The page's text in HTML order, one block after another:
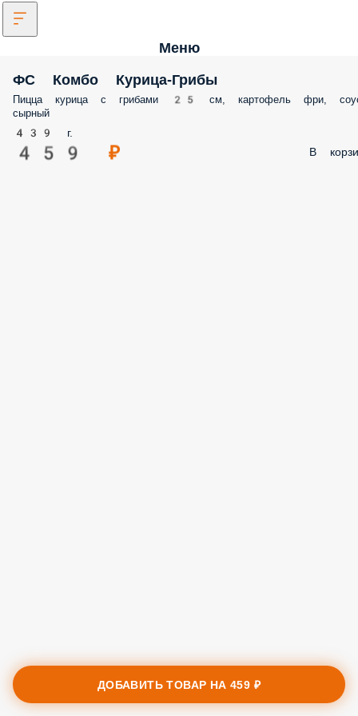
Меню
ФС Комбо Курица-Грибы
Пицца курица с грибами 25 см, картофель фри,
сырный
439 г.
459 ₽ В
ДОБАВИТЬ ТОВАР НА459 ₽